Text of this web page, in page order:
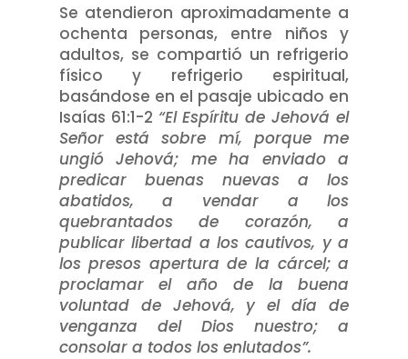
Se atendieron aproximadamente a
ochenta personas, entre niños y
adultos, se compartió un refrigerio
físico y refrigerio espiritual,
basándose en el pasaje ubicado en
Isaías 61:1-2 “El Espíritu de Jehová el
Señor está sobre mí, porque me
ungió Jehová; me ha enviado a
predicar buenas nuevas a los
abatidos, a vendar a los
quebrantados de corazón, a
publicar libertad a los cautivos, y a
los presos apertura de la cárcel; a
proclamar el año de la buena
voluntad de Jehová, y el día de
venganza del Dios nuestro; a
consolar a todos los enlutados”.